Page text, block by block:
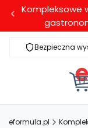
Kompleksowe
Bezpieczna
eformula.pl